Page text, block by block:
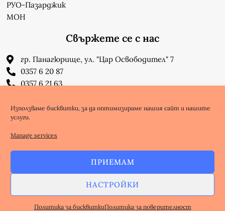
Използваме бисквитки, за да оптимизираме нашия сайт и нашите
услуги.
Manage services
ПРИЕМАМ
НАСТРОЙКИ
Политика за бисквиткиПолитика за поверителност
РУО-Пазарджик
МОН
Свържете се с нас
гр. Панагюрище, ул. "Цар Освободител" 7
0357 6 20 87
0357 6 21 63
info-1302623@edu.mon.bg
Facebook
Youtube
Copyright @ nbnet.org
Политика за поверителност